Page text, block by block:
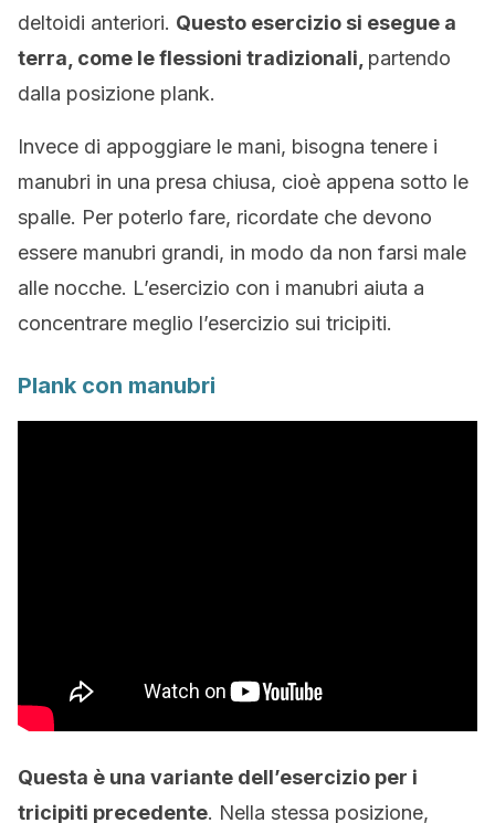
deltoidi anteriori. Questo esercizio si esegue a
terra, come le flessioni tradizionali, partendo
dalla posizione plank.
Invece di appoggiare le mani, bisogna tenere i
manubri in una presa chiusa, cioè appena sotto le
spalle. Per poterlo fare, ricordate che devono
essere manubri grandi, in modo da non farsi male
alle nocche. L’esercizio con i manubri aiuta a
concentrare meglio l’esercizio sui tricipiti.
Plank con manubri
Questa è una variante dell’esercizio per i
tricipiti precedente. Nella stessa posizione,